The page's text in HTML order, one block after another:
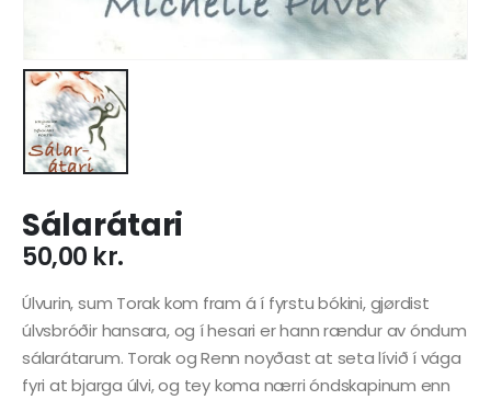
Sálarátari
50,00 kr.
Úlvurin, sum Torak kom fram á í fyrstu bókini, gjørdist
úlvsbróðir hansara, og í hesari er hann rændur av óndum
sálarátarum. Torak og Renn noyðast at seta lívið í vága
fyri at bjarga úlvi, og tey koma nærri óndskapinum enn